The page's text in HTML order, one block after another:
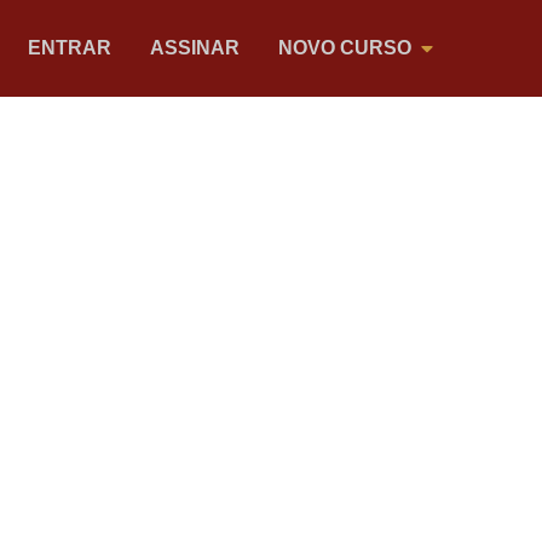
ENTRAR ASSINAR NOVO CURSO